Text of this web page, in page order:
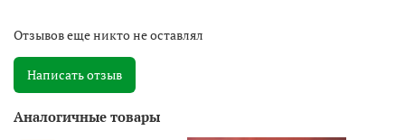
Отзывов еще никто не оставлял
Написать отзыв
Аналогичные товары